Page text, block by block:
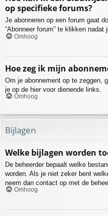
op specifieke forums?
Je abonneren op een forum gaat
“Abonneer forum” te klikken nadat
Omhoog
Hoe zeg ik mijn
Om je abonnement op te zeggen,
je op de hier voor dienende links.
Omhoog
Bijlagen
Welke bijlagen worden
De beheerder bepaalt welke
worden. Als je niet zeker bent
neem dan contact op met de
Omhoog